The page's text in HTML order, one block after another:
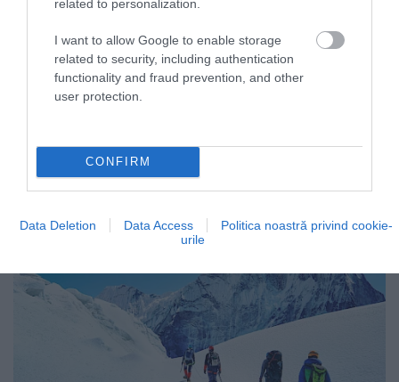
related to personalization.
I want to allow Google to enable storage
related to security, including authentication
functionality and fraud prevention, and other
user protection.
CONFIRM
Data Deletion Data Access
Politica noastră privind cookie-
urile